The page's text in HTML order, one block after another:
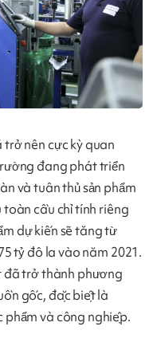
nên cực kỳ quan
đang phát triển
và tuân thủ sản phẩm
cầu chỉ tính riêng
dự kiến ​​sẽ tăng từ
tỷ đô la vào năm 2021.
đã trở thành phương
gốc, đặc biệt là
và công nghiệp.